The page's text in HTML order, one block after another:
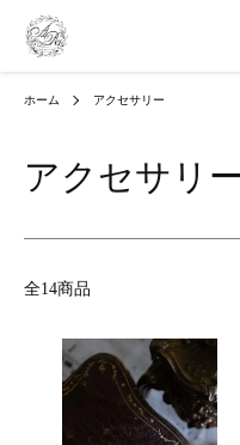
ホーム アクセサリー
アクセサリ
全14商品